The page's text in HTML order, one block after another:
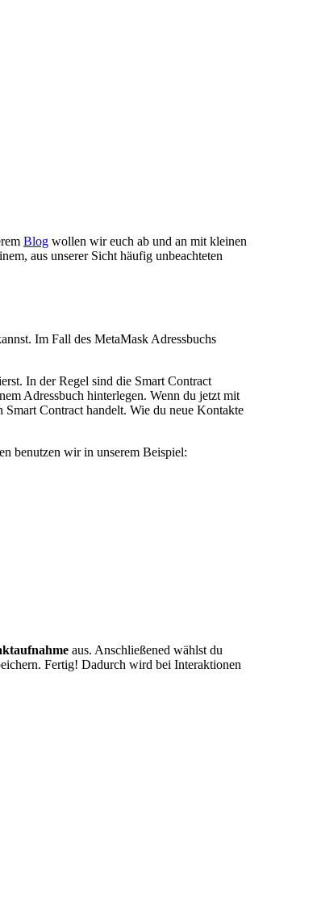
Blog wollen wir euch ab und an mit kleinen
aus unserer Sicht häufig unbeachteten
Im Fall des MetaMask Adressbuchs
In der Regel sind die Smart Contract
Adressbuch hinterlegen. Wenn du jetzt mit
Contract handelt. Wie du neue Kontakte
benutzen wir in unserem Beispiel:
aus. Anschließened wählst du
Fertig! Dadurch wird bei Interaktionen